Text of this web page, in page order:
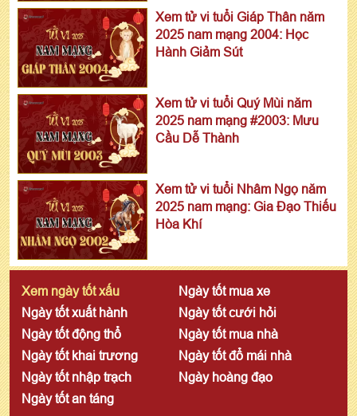
Xem tử vi tuổi Giáp Thân năm
2025 nam mạng 2004: Học
Hành Giảm Sút
Xem tử vi tuổi Quý Mùi năm
2025 nam mạng #2003: Mưu
Cầu Dễ Thành
Xem tử vi tuổi Nhâm Ngọ năm
2025 nam mạng: Gia Đạo Thiếu
Hòa Khí
Xem ngày tốt xấu
Ngày tốt mua xe
Ngày tốt xuất hành
Ngày tốt cưới hỏi
Ngày tốt động thổ
Ngày tốt mua nhà
Ngày tốt khai trương
Ngày tốt đổ mái nhà
Ngày tốt nhập trạch
Ngày hoàng đạo
Ngày tốt an táng